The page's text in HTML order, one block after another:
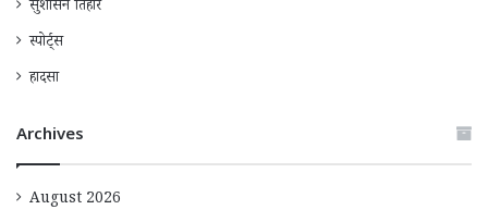
सुशासन तिहार
स्पोर्ट्स
हादसा
Archives
August 2026